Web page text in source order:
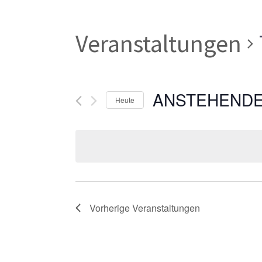
Veranstaltungen
Heute
VorherigeVeranstaltungen